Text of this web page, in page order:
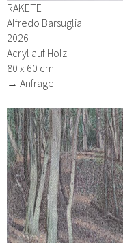
RAKETE
Alfredo Barsuglia
2026
Acryl auf Holz
80 x 60 cm
→ Anfrage